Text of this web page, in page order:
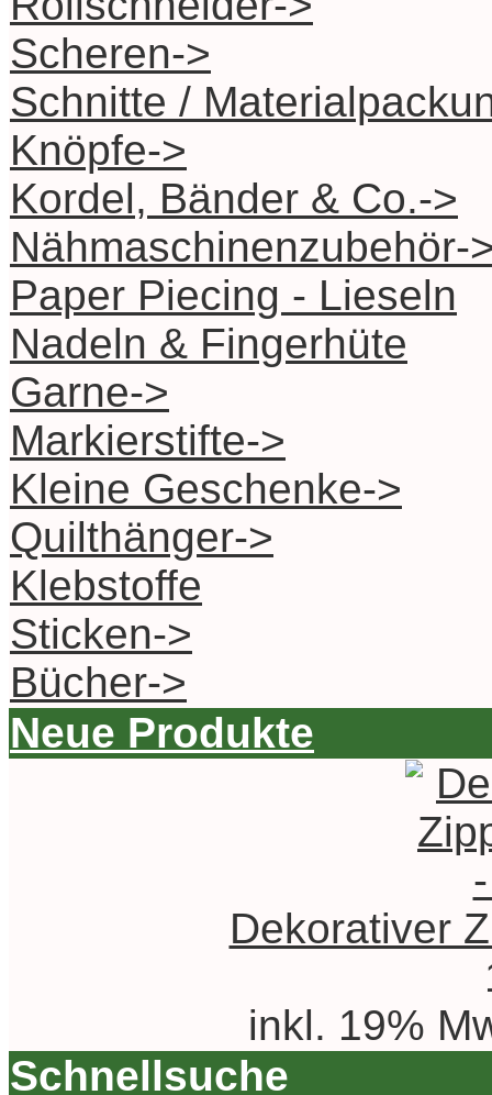
Scheren->
Schnitte /
Knöpfe->
Kordel, Bänder & Co.->
Nähmaschinenzubehör-
Paper Piecing - Lieseln
Nadeln & Fingerhüte
Garne->
Markierstifte->
Kleine Geschenke->
Quilthänger->
Klebstoffe
Sticken->
Bücher->
Neue Produkte
Dekorativer
inkl. 19%
Schnellsuche